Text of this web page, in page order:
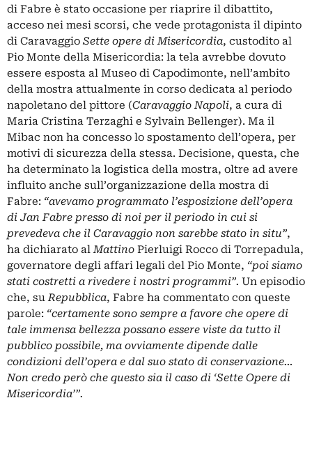
di Fabre è stato occasione per riaprire il dibattito,
acceso nei mesi scorsi, che vede protagonista il dipinto
di Caravaggio Sette opere di Misericordia, custodito al
Pio Monte della Misericordia: la tela avrebbe dovuto
essere esposta al Museo di Capodimonte, nell’ambito
della mostra attualmente in corso dedicata al periodo
napoletano del pittore (Caravaggio Napoli, a cura di
Maria Cristina Terzaghi e Sylvain Bellenger). Ma il
Mibac non ha concesso lo spostamento dell’opera, per
motivi di sicurezza della stessa. Decisione, questa, che
ha determinato la logistica della mostra, oltre ad avere
influito anche sull’organizzazione della mostra di
Fabre: “avevamo programmato l’esposizione dell’opera
di Jan Fabre presso di noi per il periodo in cui si
prevedeva che il Caravaggio non sarebbe stato in situ”,
ha dichiarato alMattino Pierluigi Rocco di Torrepadula,
governatore degli affari legali del Pio Monte, “poi siamo
stati costretti a rivedere i nostri programmi”. Un episodio
che, suRepubblica, Fabre ha commentato con queste
parole: “certamente sono sempre a favore che opere di
tale immensa bellezza possano essere viste da tutto il
pubblico possibile, ma ovviamente dipende dalle
condizioni dell’opera e dal suo stato di conservazione…
Non credo però che questo sia il caso di ‘Sette Opere di
Misericordia’”.